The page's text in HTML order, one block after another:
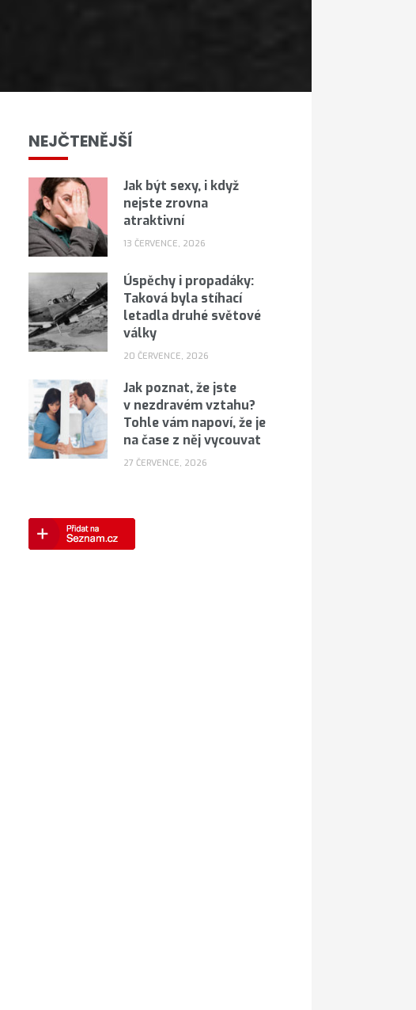
NEJČTENĚJŠÍ
Jak být sexy, i když
nejste zrovna
atraktivní
13 ČERVENCE, 2026
Úspěchy i propadáky:
Taková byla stíhací
letadla druhé světové
války
20 ČERVENCE, 2026
Jak poznat, že jste
v nezdravém vztahu?
Tohle vám napoví, že je
na čase z něj vycouvat
27 ČERVENCE, 2026